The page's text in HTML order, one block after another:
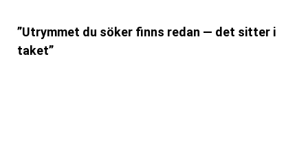
”Utrymmet du söker finns redan — det sitter i
taket”